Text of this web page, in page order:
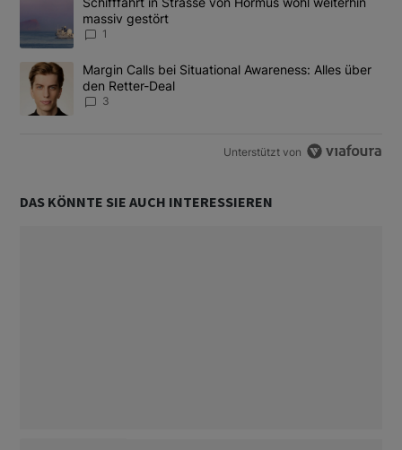
massiv gestört
1
Ein Trendartikel mit dem Titel "Margin Calls bei Situational
Margin Calls bei Situational Awareness: Alles über
den Retter-Deal
3
Unterstützt von
DAS KÖNNTE SIE AUCH INTERESSIEREN